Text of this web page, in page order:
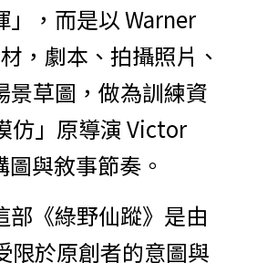
」，而是以 Warner
，劇本、拍攝照片、
景草圖，做為訓練資
仿」原導演 Victor
與敘事節奏。
部《綠野仙蹤》是由
限於原創者的意圖與